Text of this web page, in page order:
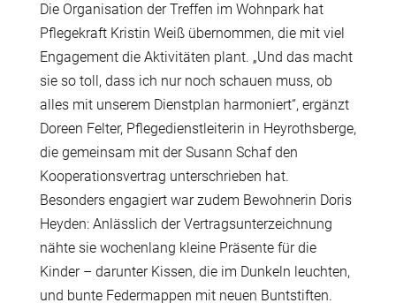
Die Organisation der Treffen im Wohnpark hat
Pflegekraft Kristin Weiß übernommen, die mit viel
Engagement die Aktivitäten plant. „Und das macht
sie so toll, dass ich nur noch schauen muss, ob
alles mit unserem Dienstplan harmoniert“, ergänzt
Doreen Felter, Pflegedienstleiterin in Heyrothsberge,
die gemeinsam mit der Susann Schaf den
Kooperationsvertrag unterschrieben hat.
Besonders engagiert war zudem Bewohnerin Doris
Heyden: Anlässlich der Vertragsunterzeichnung
nähte sie wochenlang kleine Präsente für die
Kinder – darunter Kissen, die im Dunkeln leuchten,
und bunte Federmappen mit neuen Buntstiften.